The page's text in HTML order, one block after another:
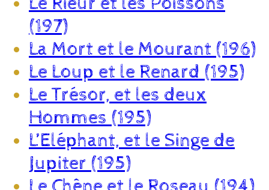
(197)
La Mort et le Mourant (196)
Le Loup et le Renard (195)
Le Trésor, et les deux
Hommes (195)
L’Eléphant, et le Singe de
Jupiter (195)